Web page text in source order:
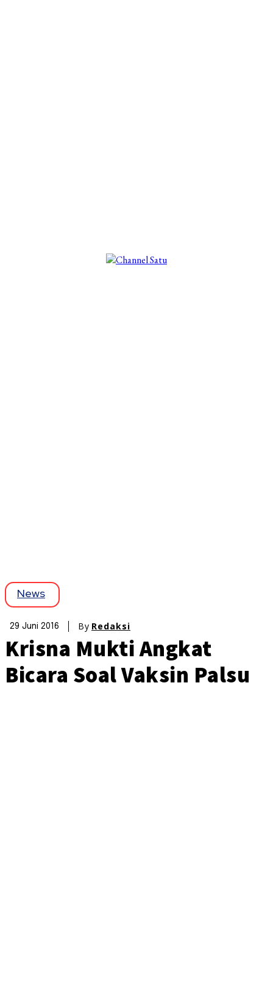
News
29 Juni 2016 By Redaksi
Krisna Mukti Angkat
Bicara Soal Vaksin Palsu